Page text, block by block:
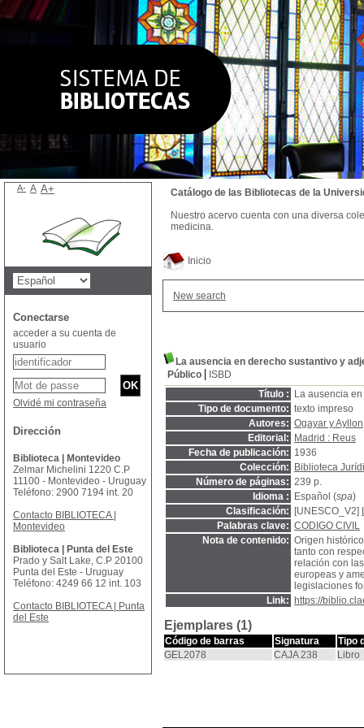
Inicio
New search
La ausencia en derecho sustantivo y
Público
ISBD
Título :
La ausencia
Tipo de documento: texto impreso
Autores: Ogayar y
Editorial:
Madrid : Reus
Fecha de publicación: 1936
Colección:
Biblioteca
Número de páginas: 239 p.
Idioma :
Español (spa)
Clasificación:
[UNESCO_V2]
Palabras clave: CODIGO CIVIL
Nota de contenido: Origen
tanto con
relación con
europeas y
legislaciones
Link:
https://
Ejemplares (1)
Código de barras Signatura
Tipo
GEL2078
CAJA 238 Libro
Catálogo de las Bibliotecas de la
Nuestro acervo cuenta con una diversa
medicina.
A- A A+
Conectarse
acceder a su cuenta de
usuario
Olvidé mi contraseña
Dirección
Biblioteca | Montevideo
Zelmar Michelini 1220 C.P
11100 - Montevideo - Uruguay
Teléfono: 2900 7194 int. 20
Contacto BIBLIOTECA |
Montevideo
Biblioteca | Punta del Este
Prado y Salt Lake, C.P 20100
Punta del Este - Uruguay
Teléfono: 4249 66 12 int. 103
Contacto BIBLIOTECA | Punta
del Este